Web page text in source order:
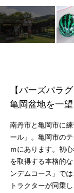
【バーズパラ
亀岡盆地を一
南丹市と亀岡市に
ール」。亀岡市の
ｍにあります。初
を取得する本格的
ンデムコース」で
トラクターが同乗